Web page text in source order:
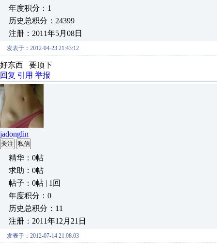
年度积分：1
历史总积分：24399
注册：2011年5月08日
发表于：2012-04-23 21:43:12
好东西 要顶下
回复 引用 举报
jadonglin
关注 私信
精华：0帖
求助：0帖
帖子：0帖 | 1回
年度积分：0
历史总积分：11
注册：2011年12月21日
发表于：2012-07-14 21:08:03